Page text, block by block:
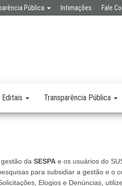
Pública Intimações Fale
Editais Transparência Pública
da SESPA e os usuários do
para subsidiar a gestão e o
Elogios e Denúncias,